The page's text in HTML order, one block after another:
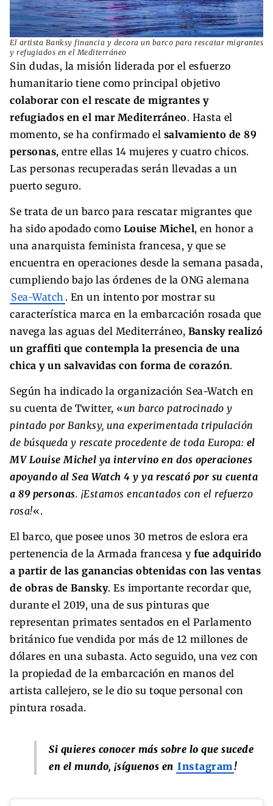
El artista Banksy financia y decora un barco para rescatar migrantes
y refugiados en el Mediterráneo
Sin dudas, la misión liderada por el esfuerzo
humanitario tiene como principal objetivo
colaborar con el rescate de migrantes y
refugiados en el mar Mediterráneo. Hasta el
momento, se ha confirmado el salvamiento de 89
personas, entre ellas 14 mujeres y cuatro chicos.
Las personas recuperadas serán llevadas a un
puerto seguro.
Se trata de un barco para rescatar migrantes que
ha sido apodado como Louise Michel, en honor a
una anarquista feminista francesa, y que se
encuentra en operaciones desde la semana pasada,
cumpliendo bajo las órdenes de la ONG alemana
Sea-Watch . En un intento por mostrar su
característica marca en la embarcación rosada que
navega las aguas del Mediterráneo, Bansky realizó
un graffiti que contempla la presencia de una
chica y un salvavidas con forma de corazón.
Según ha indicado la organización Sea-Watch en
su cuenta de Twitter, «un barco patrocinado y
pintado por Banksy, una experimentada tripulación
de búsqueda y rescate procedente de toda Europa: el
MV Louise Michel ya intervino en dos operaciones
apoyando al Sea Watch 4 y ya rescató por su cuenta
a 89 personas. ¡Estamos encantados con el refuerzo
rosa!«.
El barco, que posee unos 30 metros de eslora era
pertenencia de la Armada francesa y fue adquirido
a partir de las ganancias obtenidas con las ventas
de obras de Bansky. Es importante recordar que,
durante el 2019, una de sus pinturas que
representan primates sentados en el Parlamento
británico fue vendida por más de 12 millones de
dólares en una subasta. Acto seguido, una vez con
la propiedad de la embarcación en manos del
artista callejero, se le dio su toque personal con
pintura rosada.
Si quieres conocer más sobre lo que sucede
en el mundo, ¡síguenos en Instagram!